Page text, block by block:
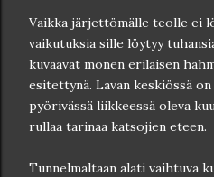
Vaikka järjettömälle teolle ei
vaikutuksia sille löytyy
kuvaavat monen erilaisen
esitettynä. Lavan keskiössä
pyörivässä liikkeessä oleva
rullaa tarinaa katsojien eteen.
Tunnelmaltaan alati vaihtuva